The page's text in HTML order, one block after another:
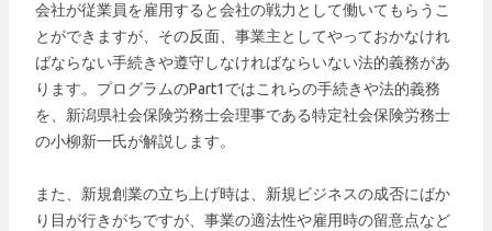
会社が従業員を雇用すると会社の戦力として働いてもらうこ
とができますが、その反面、事業主としてやっておかなけれ
ばならない手続きや遵守しなければならいない法的義務があ
ります。プログラムのPart1ではこれらの手続きや法的義務
を、新潟県社会保険労務士会理事である特定社会保険労務士
の小柳新一氏が解説します。
また、新規創業の立ち上げ時は、新規ビジネスの成否にばか
り目が行きがちですが、事業の適法性や雇用時の留意点など